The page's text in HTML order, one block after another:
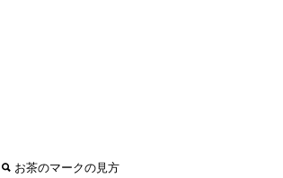
お茶のマークの見方